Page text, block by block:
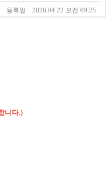
등록일 2026.04.22 오전 09:25
니다.)